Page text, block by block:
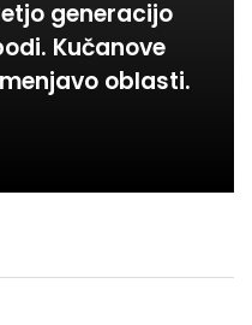
generacijo
Kučanove
oblasti.